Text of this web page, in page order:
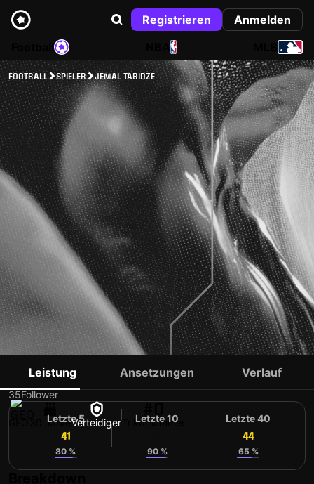
Registrieren
Anmelden
NBA
FOOTBALL SPIELER JEMAL TABIDZE
JEMAL TABIDZE
35Follower
30 JahreVerteidiger Trikotnummer
Leistung Ansetzungen Verlauf
Letzte 5
41
80 %
Letzte 10
90 %
Letzte 40
44
65 %